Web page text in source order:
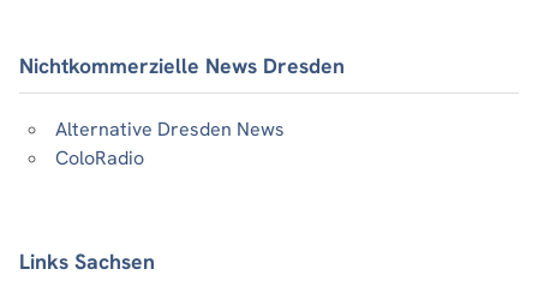
Nichtkommerzielle News Dresden
Alternative Dresden News
ColoRadio
Links Sachsen